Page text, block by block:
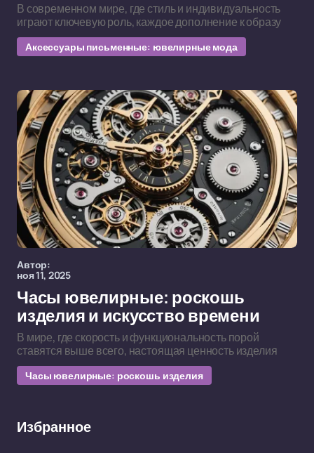
В современном мире, где стиль и индивидуальность
играют ключевую роль, каждое дополнение к образу
Аксессуары письменные: ювелирные мода
Автор:
ноя 11, 2025
Часы ювелирные: роскошь
изделия и искусство времени
В мире, где скорость и функциональность порой
ставятся выше всего, настоящая ценность изделия
Часы ювелирные: роскошь изделия
Избранное